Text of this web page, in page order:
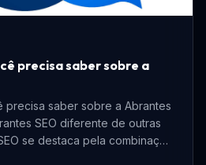
precisa saber sobre a
precisa saber sobre a Abrantes
SEO diferente de outras
se destaca pela combinação